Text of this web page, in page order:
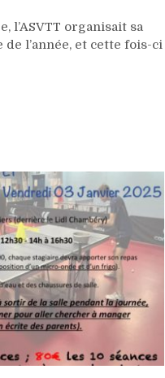
l’ASVTT organisait sa
l’année, et cette fois-ci